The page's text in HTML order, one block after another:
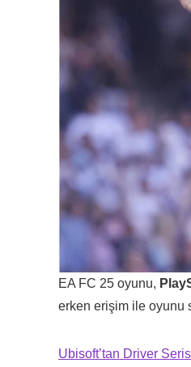
EA FC 25 oyunu,
erken erişim ile oyunu
Ubisoft’tan Driver